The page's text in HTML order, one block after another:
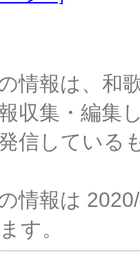
情報は、和
収集・編集
信している
情報は
す。